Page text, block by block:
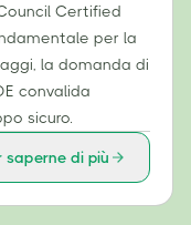
Certified
per la
la domanda di
convalida
sicuro.
saperne di più